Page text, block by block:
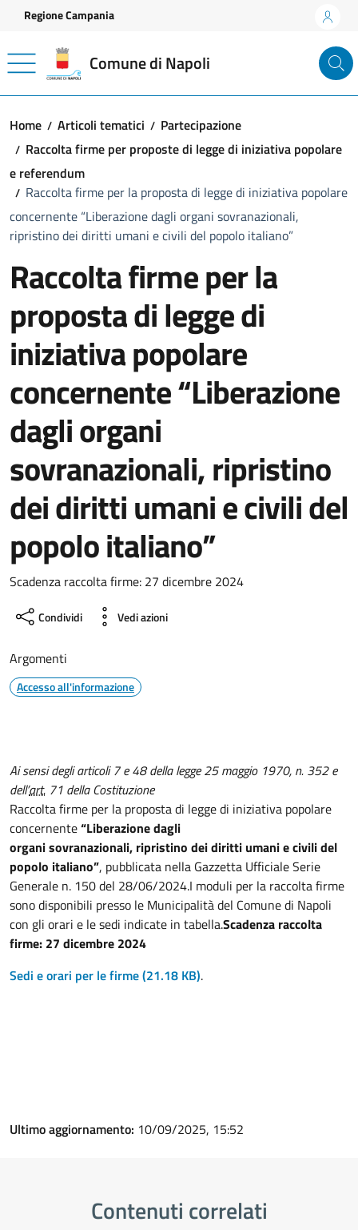
Vai ai contenuti
Vai al footer
Regione Campania
Comune di Napoli
Home Articoli tematici
Partecipazione
Raccolta firme per proposte di legge di iniziativa popolare
e referendum
Raccolta firme per la proposta di legge di iniziativa popolare
concernente “Liberazione dagli organi sovranazionali,
ripristino dei diritti umani e civili del popolo italiano”
Raccolta firme per la
proposta di legge di
iniziativa popolare
concernente “Liberazione
dagli organi
sovranazionali, ripristino
dei diritti umani e civili del
popolo italiano”
Scadenza raccolta firme: 27 dicembre 2024
Condividi Vedi azioni
Argomenti
Accesso all'informazione
Ai sensi degli articoli 7 e 48 della legge 25 maggio 1970, n. 352 e
dell’art. 71 della Costituzione
Raccolta firme per la proposta di legge di iniziativa popolare
concernente“Liberazione dagli
organi sovranazionali, ripristino dei diritti umani e civili del
popolo italiano”, pubblicata nella Gazzetta Ufficiale Serie
Generale n. 150 del 28/06/2024.I moduli per la raccolta firme
sono disponibili presso le Municipalità del Comune di Napoli
con gli orari e le sedi indicate in tabella.Scadenza raccolta
firme: 27 dicembre 2024
Sedi e orari per le firme(21.18 KB).
Ultimo aggiornamento: 10/09/2025, 15:52
Contenuti correlati